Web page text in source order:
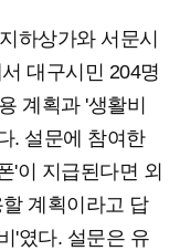
하상가와 서문시
대구시민 204명
계획과 '생활비
. 설문에 참여한
'이 지급된다면 외
계획이라고 답
'였다. 설문은 유